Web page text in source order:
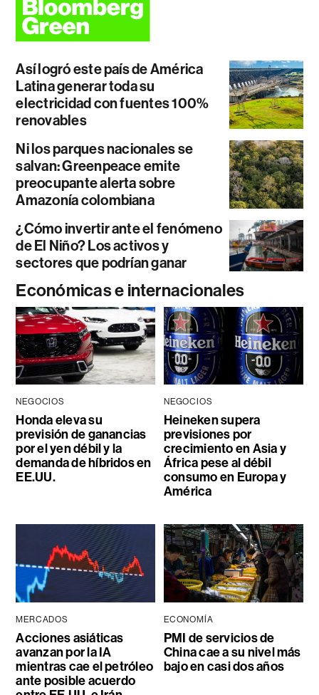
Así logró este país de América
Latina generar toda su
electricidad con fuentes 100%
renovables
Ni los parques nacionales se
salvan: Greenpeace emite
preocupante alerta sobre
Amazonía colombiana
¿Cómo invertir ante el fenómeno
de El Niño? Los activos y
sectores que podrían ganar
Económicas e internacionales
NEGOCIOS
Honda eleva su
previsión de ganancias
por el yen débil y la
demanda de híbridos en
EE.UU.
NEGOCIOS
Heineken supera
previsiones por
crecimiento en Asia y
África pese al débil
consumo en Europa y
América
MERCADOS
Acciones asiáticas
avanzan por la IA
mientras cae el petróleo
ante posible acuerdo
ECONOMÍA
PMI de servicios de
China cae a su nivel más
bajo en casi dos años